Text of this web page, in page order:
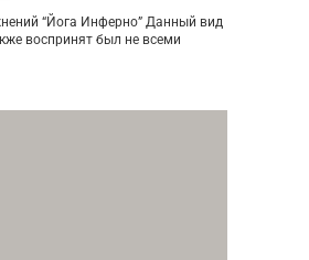
“Йога Инферно” Данный вид
воспринят был не всеми